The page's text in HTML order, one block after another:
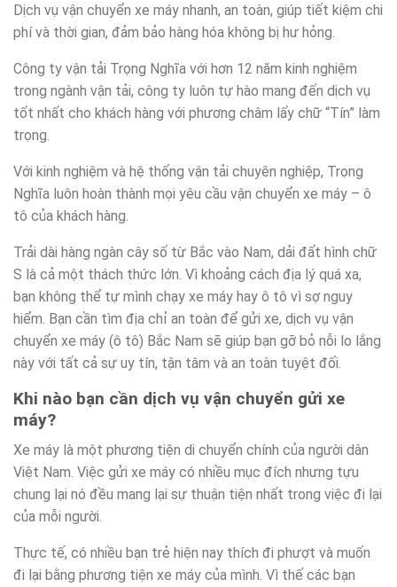
Dịch vụ vận chuyển xe máy nhanh, an toàn, giúp tiết kiệm chi
phí và thời gian, đảm bảo hàng hóa không bị hư hỏng.
Công ty vận tải Trọng Nghĩa với hơn 12 năm kinh nghiệm
trong ngành vận tải, công ty luôn tự hào mang đến dịch vụ
tốt nhất cho khách hàng với phương châm lấy chữ “Tín” làm
trọng.
Với kinh nghiệm và hệ thống vận tải chuyên nghiệp, Trọng
Nghĩa luôn hoàn thành mọi yêu cầu vận chuyển xe máy – ô
tô của khách hàng.
Trải dài hàng ngàn cây số từ Bắc vào Nam, dải đất hình chữ
S là cả một thách thức lớn. Vì khoảng cách địa lý quá xa,
bạn không thể tự mình chạy xe máy hay ô tô vì sợ nguy
hiểm. Bạn cần tìm địa chỉ an toàn để gửi xe, dịch vụ vận
chuyển xe máy (ô tô) Bắc Nam sẽ giúp bạn gỡ bỏ nỗi lo lắng
này với tất cả sự uy tín, tận tâm và an toàn tuyệt đối.
Khi nào bạn cần dịch vụ vận chuyển gửi xe
máy?
Xe máy là một phương tiện di chuyển chính của người dân
Việt Nam. Việc gửi xe máy có nhiều mục đích nhưng tựu
chung lại nó đều mang lại sự thuận tiện nhất trong việc đi lại
của mỗi người.
Thực tế, có nhiều bạn trẻ hiện nay thích đi phượt và muốn
đi lại bằng phương tiện xe máy của mình. Vì thế các bạn